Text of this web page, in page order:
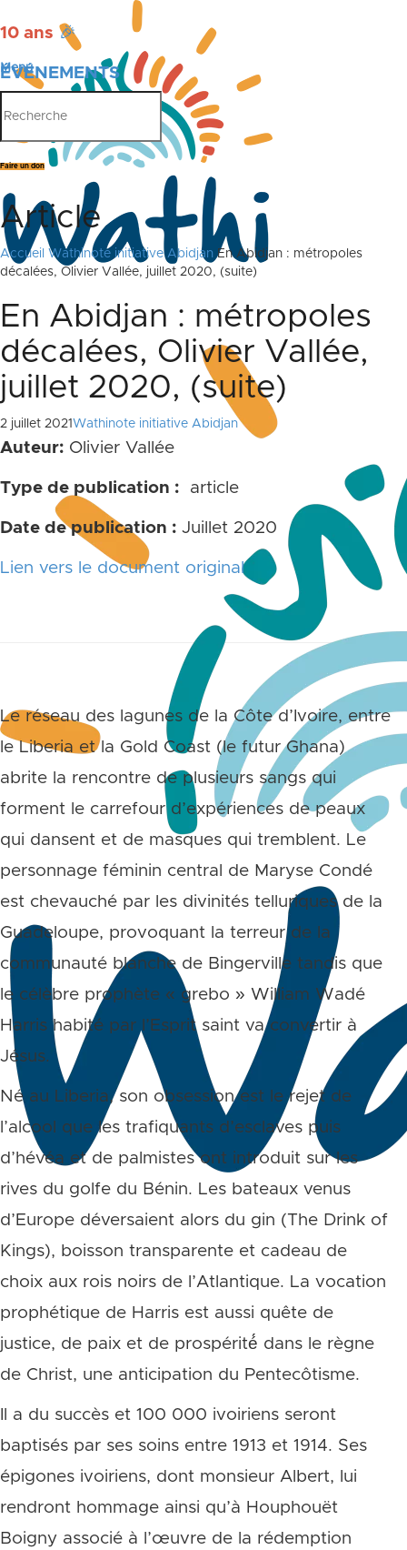
10 ans 🎉
ÉVÉNEMENTS
PUBLICATIONS
Menu
Faire un don
Article
Accueil Wathinote initiative Abidjan En Abidjan : métropoles
décalées, Olivier Vallée, juillet 2020, (suite)
En Abidjan : métropoles
décalées, Olivier Vallée,
juillet 2020, (suite)
2 juillet 2021 Wathinote initiative Abidjan
Auteur: Olivier Vallée
Type de publication : article
Date de publication : Juillet 2020
Lien vers le document original
Le réseau des lagunes de la Côte d’Ivoire, entre
le Liberia et la Gold Coast (le futur Ghana)
abrite la rencontre de plusieurs sangs qui
forment le carrefour d’expériences de peaux
qui dansent et de masques qui tremblent. Le
personnage féminin central de Maryse Condé
est chevauché par les divinités telluriques de la
Guadeloupe, provoquant la terreur de la
communauté blanche de Bingerville tandis que
le célèbre prophète « grebo » William Wadé
Harris habité par l’Esprit saint va convertir à
Jésus.
Né au Liberia, son obsession est le rejet de
l’alcool que les trafiquants d’esclaves puis
d’hévéa et de palmistes ont introduit sur les
rives du golfe du Bénin. Les bateaux venus
d’Europe déversaient alors du gin (The Drink of
Kings), boisson transparente et cadeau de
choix aux rois noirs de l’Atlantique. La vocation
prophétique de Harris est aussi quête de
justice, de paix et de prospérité́ dans le règne
de Christ, une anticipation du Pentecôtisme.
Il a du succès et 100 000 ivoiriens seront
baptisés par ses soins entre 1913 et 1914. Ses
épigones ivoiriens, dont monsieur Albert, lui
rendront hommage ainsi qu’à Houphouët
Boigny associé à l’œuvre de la rédemption